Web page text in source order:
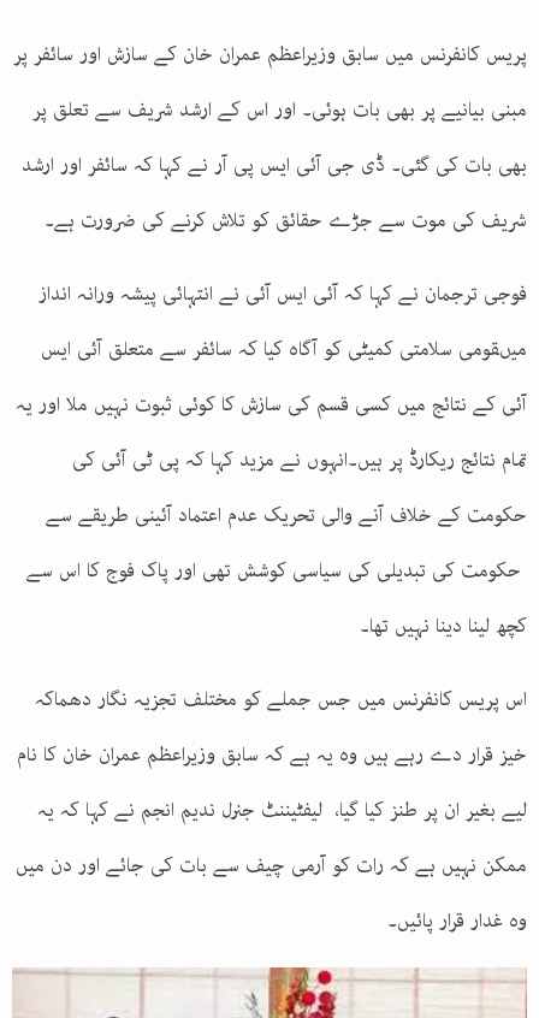
پریس کانفرنس میں سابق وزیراعظم عمران خان کے سازش اور سائفر پر
مبنی بیانیے پر بھی بات ہوئی۔ اور اس کے ارشد شریف سے تعلق پر
بھی بات کی گئی۔ ڈی جی آئی ایس پی آر نے کہا کہ سائفر اور ارشد
شریف کی موت سے جڑے حقائق کو تلاش کرنے کی ضرورت ہے۔
فوجی ترجمان نے کہا کہ آئی ایس آئی نے انتہائی پیشہ ورانہ انداز
میںقومی سلامتی کمیٹی کو آگاہ کیا کہ سائفر سے متعلق آئی ایس
آئی کے نتائج میں کسی قسم کی سازش کا کوئی ثبوت نہیں ملا اور یہ
تمام نتائج ریکارڈ پر ہیں۔انہوں نے مزید کہا کہ پی ٹی آئی کی
حکومت کے خلاف آنے والی تحریک عدم اعتماد آئینی طریقے سے
حکومت کی تبدیلی کی سیاسی کوشش تھی اور پاک فوج کا اس سے
کچھ لینا دینا نہیں تھا۔
اس پریس کانفرنس میں جس جملے کو مختلف تجزیہ نگار دھماکہ
خیز قرار دے رہے ہیں وہ یہ ہے کہ سابق وزیراعظم عمران خان کا نام
لیے بغیر ان پر طنز کیا گیا، لیفٹیننٹ جنرل ندیم انجم نے کہا کہ یہ
ممکن نہیں ہے کہ رات کو آرمی چیف سے بات کی جائے اور دن میں
وہ غدار قرار پائیں۔